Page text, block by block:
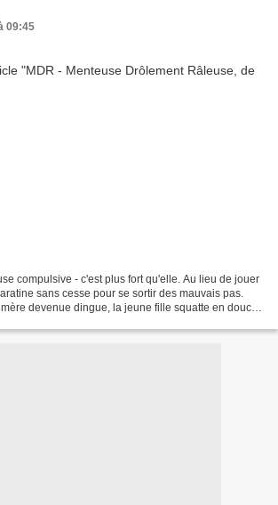
09:45
compulsive - c'est plus fort qu'elle. Au lieu de jouer
sans cesse pour se sortir des mauvais pas.
devenue dingue, la jeune fille squatte en douce